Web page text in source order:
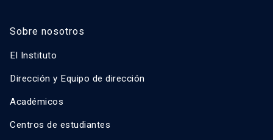
Sobre nosotros
El Instituto
Dirección y Equipo de dirección
Académicos
Centros de estudiantes